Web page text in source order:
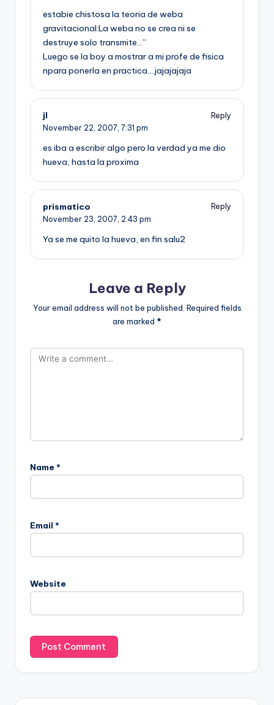
estabie chistosa la teoria de weba
gravitacional:La weba no se crea ni se
destruye solo transmite…”
Luego se la boy a mostrar a mi profe de fisica
npara ponerla en practica….jajajajaja
jl
Reply
November 22, 2007, 7:31 pm
es iba a escribir algo pero la verdad ya me dio
hueva, hasta la proxima
prismatico
Reply
November 23, 2007, 2:43 pm
Ya se me quito la hueva, en fin salu2
Leave a Reply
Your email address will not be published. Required fields
are marked *
Name *
Email *
Website